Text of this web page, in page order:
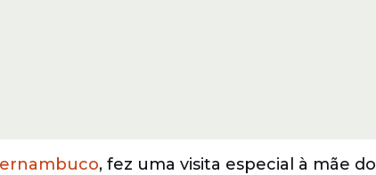
, fez uma visita especial à mãe do